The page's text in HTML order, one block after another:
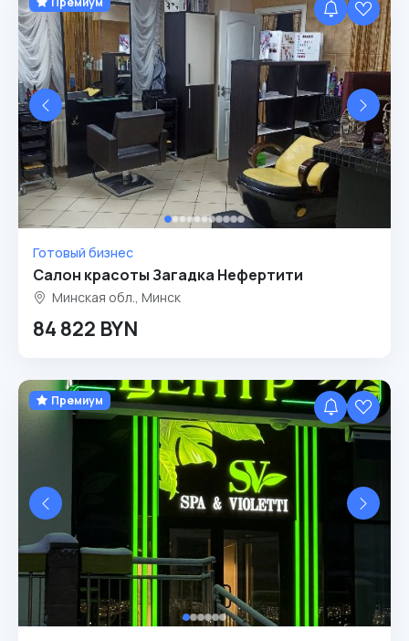
Готовый бизнес
Салон красоты Загадка Нефертити
Минская обл., Минск
84 822 BYN
Премиум